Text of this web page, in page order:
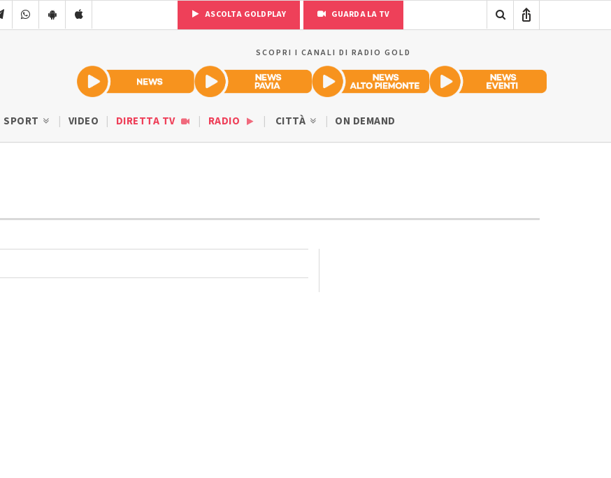
ASCOLTA GOLDPLAY GUARDA LA TV
SCOPRI I CANALI DI RADIO GOLD
SPORT VIDEO DIRETTA TV RADIO CITTÀ ON DEMAND